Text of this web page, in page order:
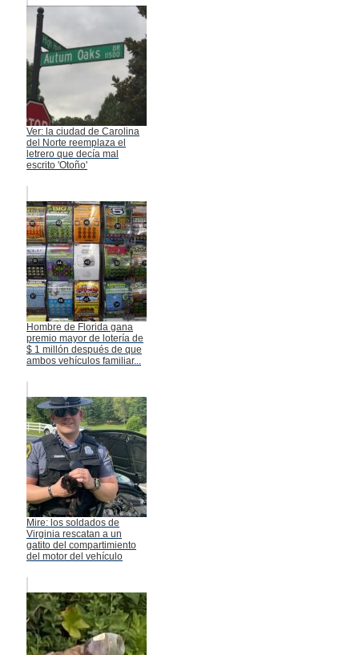
Ver: la ciudad de Carolina
del Norte reemplaza el
letrero que decía mal
escrito 'Otoño'
Hombre de Florida gana
premio mayor de lotería de
$ 1 millón después de que
ambos vehículos familiar...
Mire: los soldados de
Virginia rescatan a un
gatito del compartimiento
del motor del vehículo